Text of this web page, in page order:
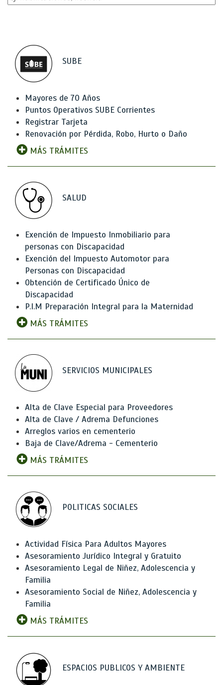
SUBE
Mayores de 70 Años
Puntos Operativos SUBE Corrientes
Registrar Tarjeta
Renovación por Pérdida, Robo, Hurto o Daño
MÁS TRÁMITES
SALUD
Exención de Impuesto Inmobiliario para
personas con Discapacidad
Exención del Impuesto Automotor para
Personas con Discapacidad
Obtención de Certificado Único de
Discapacidad
P.I.M Preparación Integral para la Maternidad
MÁS TRÁMITES
SERVICIOS MUNICIPALES
Alta de Clave Especial para Proveedores
Alta de Clave / Adrema Defunciones
Arreglos varios en cementerio
Baja de Clave/Adrema - Cementerio
MÁS TRÁMITES
POLITICAS SOCIALES
Actividad Física Para Adultos Mayores
Asesoramiento Jurídico Integral y Gratuito
Asesoramiento Legal de Niñez, Adolescencia y
Familia
Asesoramiento Social de Niñez, Adolescencia y
Familia
MÁS TRÁMITES
ESPACIOS PUBLICOS Y AMBIENTE